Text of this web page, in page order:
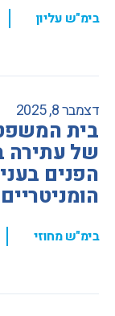
בימ"ש עליון ,
דצמבר 8, 2025
בית
של עתירה
הפנים
הומניטריים
בימ"ש מחוזי ,